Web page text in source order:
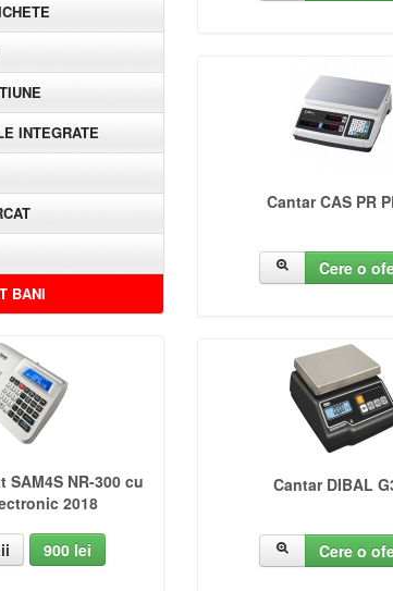
INTEGRATE
BANI
SAM4S NR-300 cu
2018
900 lei
Cantar CAS PR
Cere o
Cantar DIBAL
Cere o